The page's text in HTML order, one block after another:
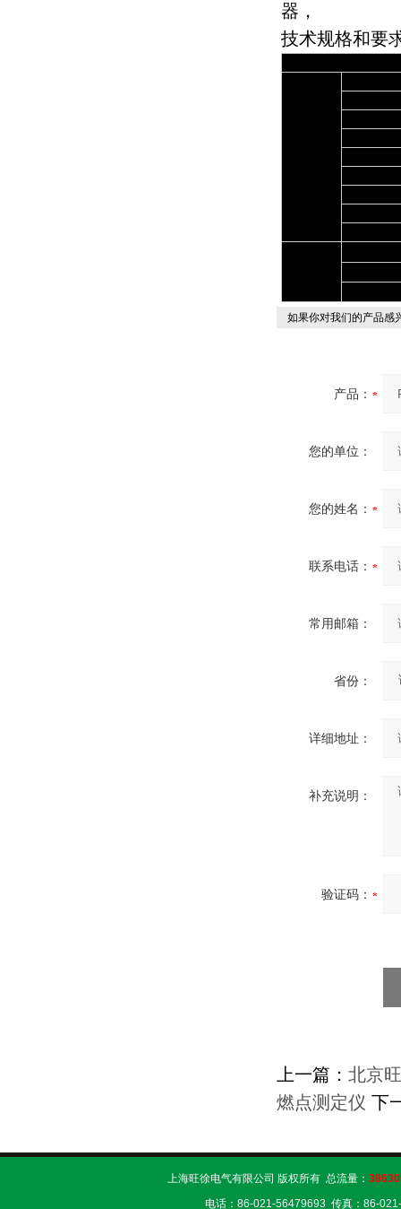
器，
技术规格和要
如果你对我们的产品感
产品：
您的单位：
您的姓名：
联系电话：
常用邮箱：
省份：
详细地址：
补充说明：
验证码：
上一篇： 北京
燃点测定仪 下
上海旺徐电气有限公司 版权所有 总流量：
电话：86-021-56479693 传真：86-